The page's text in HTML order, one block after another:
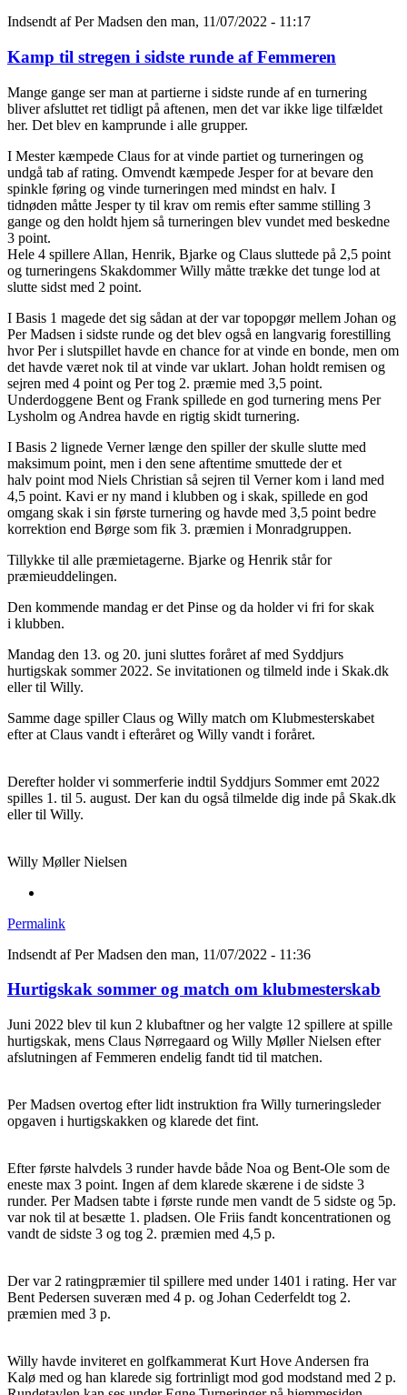
Indsendt afPer Madsen den man, 11/07/2022 - 11:17
Kamp til stregen i sidste runde af Femmeren
Mange gange ser man at partierne i sidste runde af en turnering
bliver afsluttet ret tidligt på aftenen, men det var ikke lige tilfældet
her. Det blev en kamprunde i alle grupper.
I Mester kæmpede Claus for at vinde partiet og turneringen og
undgå tab af rating. Omvendt kæmpede Jesper for at bevare den
spinkle føring og vinde turneringen med mindst en halv. I
tidnøden måtte Jesper ty til krav om remis efter samme stilling 3
gange og den holdt hjem så turneringen blev vundet med beskedne
3 point.
Hele 4 spillere Allan, Henrik, Bjarke og Claus sluttede på 2,5 point
og turneringens Skakdommer Willy måtte trække det tunge lod at
slutte sidst med 2 point.
I Basis 1 magede det sig sådan at der var topopgør mellem Johan og
Per Madsen i sidste runde og det blev også en langvarig forestilling
hvor Per i slutspillet havde en chance for at vinde en bonde, men om
det havde været nok til at vinde var uklart. Johan holdt remisen og
sejren med 4 point og Per tog 2. præmie med 3,5 point.
Underdoggene Bent og Frank spillede en god turnering mens Per
Lysholm og Andrea havde en rigtig skidt turnering.
I Basis 2 lignede Verner længe den spiller der skulle slutte med
maksimum point, men i den sene aftentime smuttede der et
halv point mod Niels Christian så sejren til Verner kom i land med
4,5 point. Kavi er ny mand i klubben og i skak, spillede en god
omgang skak i sin første turnering og havde med 3,5 point bedre
korrektion end Børge som fik 3. præmien i Monradgruppen.
Tillykke til alle præmietagerne. Bjarke og Henrik står for
præmieuddelingen.
Den kommende mandag er det Pinse og da holder vi fri for skak
i klubben.
Mandag den 13. og 20. juni sluttes foråret af med Syddjurs
hurtigskak sommer 2022. Se invitationen og tilmeld inde i Skak.dk
eller til Willy.
Samme dage spiller Claus og Willy match om Klubmesterskabet
efter at Claus vandt i efteråret og Willy vandt i foråret.
Derefter holder vi sommerferie indtil Syddjurs Sommer emt 2022
spilles 1. til 5. august. Der kan du også tilmelde dig inde på Skak.dk
eller til Willy.
Willy Møller Nielsen
Permalink
Indsendt afPer Madsen den man, 11/07/2022 - 11:36
Hurtigskak sommer og match om klubmesterskab
Juni 2022 blev til kun 2 klubaftner og her valgte 12 spillere at spille
hurtigskak, mens Claus Nørregaard og Willy Møller Nielsen efter
afslutningen af Femmeren endelig fandt tid til matchen.
Per Madsen overtog efter lidt instruktion fra Willy turneringsleder
opgaven i hurtigskakken og klarede det fint.
Efter første halvdels 3 runder havde både Noa og Bent-Ole som de
eneste max 3 point. Ingen af dem klarede skærene i de sidste 3
runder. Per Madsen tabte i første runde men vandt de 5 sidste og 5p.
var nok til at besætte 1. pladsen. Ole Friis fandt koncentrationen og
vandt de sidste 3 og tog 2. præmien med 4,5 p.
Der var 2 ratingpræmier til spillere med under 1401 i rating. Her var
Bent Pedersen suveræn med 4 p. og Johan Cederfeldt tog 2.
præmien med 3 p.
Willy havde inviteret en golfkammerat Kurt Hove Andersen fra
Kalø med og han klarede sig fortrinligt mod god modstand med 2 p.